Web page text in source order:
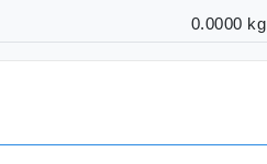
0.0000 kg